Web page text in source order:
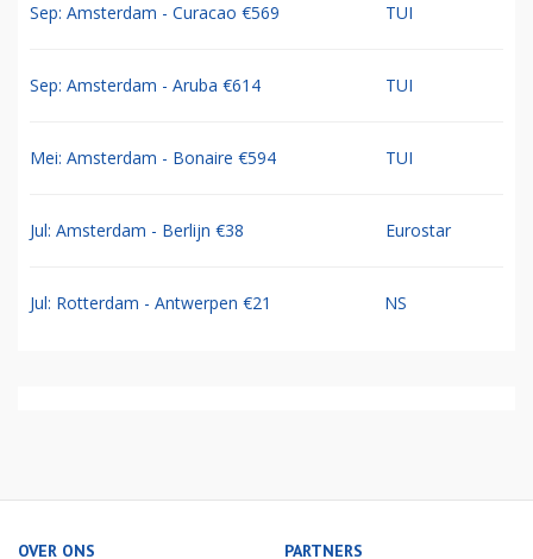
Sep: Amsterdam - Curacao €569 TUI
Sep: Amsterdam - Aruba €614 TUI
Mei: Amsterdam - Bonaire €594 TUI
Jul: Amsterdam - Berlijn €38 Eurostar
Jul: Rotterdam - Antwerpen €21 NS
OVER ONS PARTNERS